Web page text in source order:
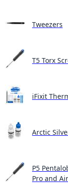
Tweezers
T5 Torx
iFixit
Arctic
P5
Pro and Air